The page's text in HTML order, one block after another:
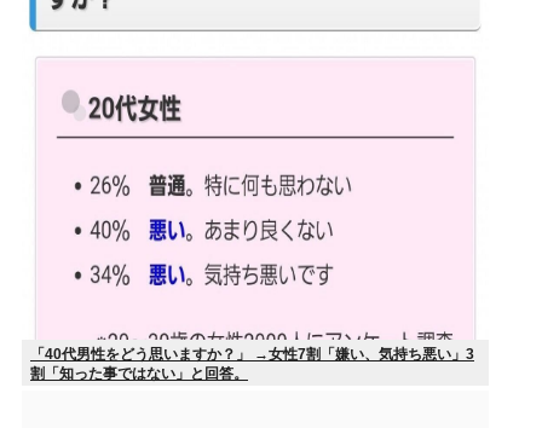
「40代男性をどう思いますか？」 →女性7割「嫌い、気持ち悪い」3
割「知った事ではない」と回答。